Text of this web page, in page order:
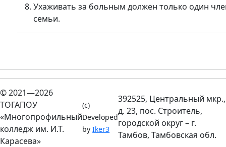
Ухаживать за больным должен только один
семьи.
© 2021—2026
ТОГАПОУ
«Многопрофильный
колледж им. И.Т.
Карасева»
(c)
Developed
byIker3
392525, Центральный мкр.,
д. 23, пос. Строитель,
городской округ – г.
Тамбов, Тамбовская обл.